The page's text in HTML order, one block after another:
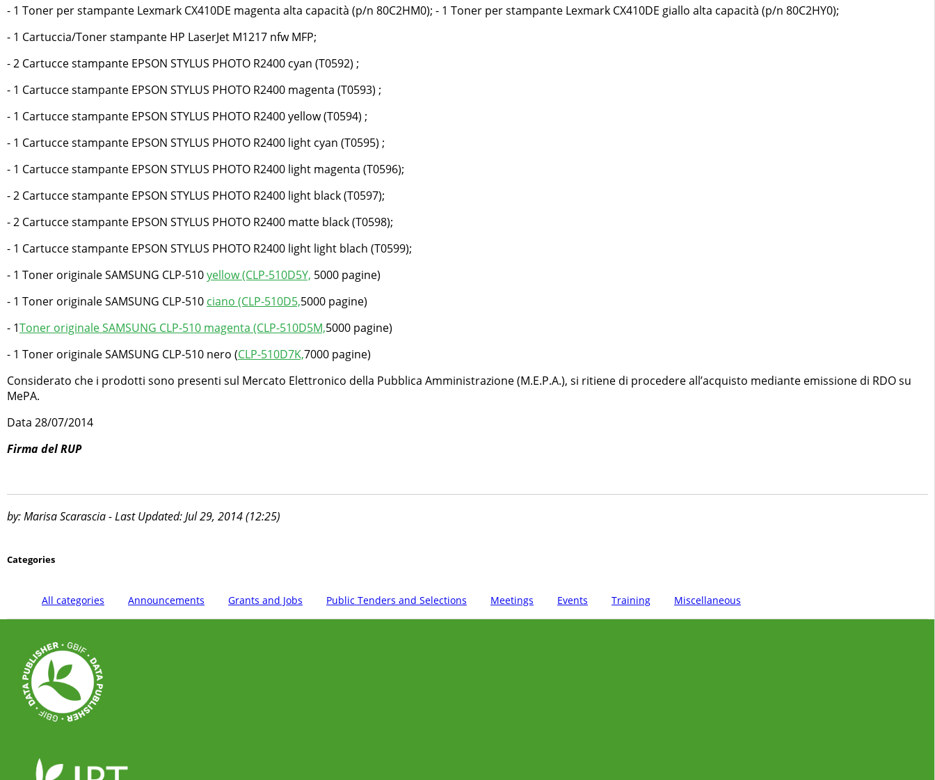
- 1 Toner per stampante Lexmark CX410DE magenta alta capacità (p/n 80C2HM0); - 1 Toner per stampante Lexmark CX410DE giallo alta capacità (p/n 80C2HY0);
- 1 Cartuccia/Toner stampante HP LaserJet M1217 nfw MFP;
- 2 Cartucce stampante EPSON STYLUS PHOTO R2400 cyan (T0592) ;
- 1 Cartucce stampante EPSON STYLUS PHOTO R2400 magenta (T0593) ;
- 1 Cartucce stampante EPSON STYLUS PHOTO R2400 yellow (T0594) ;
- 1 Cartucce stampante EPSON STYLUS PHOTO R2400 light cyan (T0595) ;
- 1 Cartucce stampante EPSON STYLUS PHOTO R2400 light magenta (T0596);
- 2 Cartucce stampante EPSON STYLUS PHOTO R2400 light black (T0597);
- 2 Cartucce stampante EPSON STYLUS PHOTO R2400 matte black (T0598);
- 1 Cartucce stampante EPSON STYLUS PHOTO R2400 light light blach (T0599);
- 1 Toner originale SAMSUNG CLP-510yellow (CLP-510D5Y, 5000 pagine)
- 1 Toner originale SAMSUNG CLP-510 ciano (CLP-510D5,5000 pagine)
- 1Toner originale SAMSUNG CLP-510 magenta (CLP-510D5M,5000 pagine)
- 1 Toner originale SAMSUNG CLP-510 nero (CLP-510D7K,7000 pagine)
Considerato che i prodotti sono presenti sul Mercato Elettronico della Pubblica Amministrazione (M.E.P.A.), si ritiene di procedere all’acquisto mediante emissione di RDO su
MePA.
Data 28/07/2014
Firma del RUP
by: Marisa Scarascia - Last Updated: Jul 29, 2014 (12:25)
Categories
All categories Announcements Grants and Jobs Public Tenders and Selections Meetings Events Training Miscellaneous